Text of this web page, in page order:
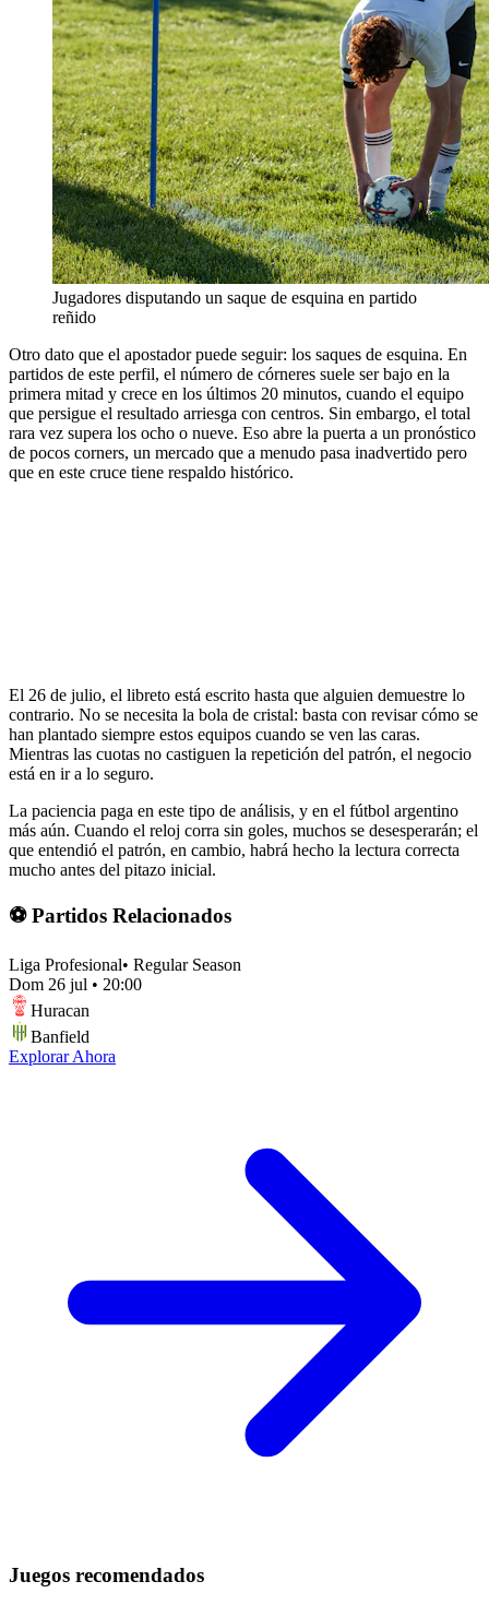
Jugadores disputando un saque de esquina en partido
reñido
Otro dato que el apostador puede seguir: los saques de esquina. En
partidos de este perfil, el número de córneres suele ser bajo en la
primera mitad y crece en los últimos 20 minutos, cuando el equipo
que persigue el resultado arriesga con centros. Sin embargo, el total
rara vez supera los ocho o nueve. Eso abre la puerta a un pronóstico
de pocos corners, un mercado que a menudo pasa inadvertido pero
que en este cruce tiene respaldo histórico.
El 26 de julio, el libreto está escrito hasta que alguien demuestre lo
contrario. No se necesita la bola de cristal: basta con revisar cómo se
han plantado siempre estos equipos cuando se ven las caras.
Mientras las cuotas no castiguen la repetición del patrón, el negocio
está en ir a lo seguro.
La paciencia paga en este tipo de análisis, y en el fútbol argentino
más aún. Cuando el reloj corra sin goles, muchos se desesperarán; el
que entendió el patrón, en cambio, habrá hecho la lectura correcta
mucho antes del pitazo inicial.
⚽ Partidos Relacionados
Liga Profesional• Regular Season
Dom 26 jul • 20:00
Huracan
Banfield
Explorar Ahora
Juegos recomendados